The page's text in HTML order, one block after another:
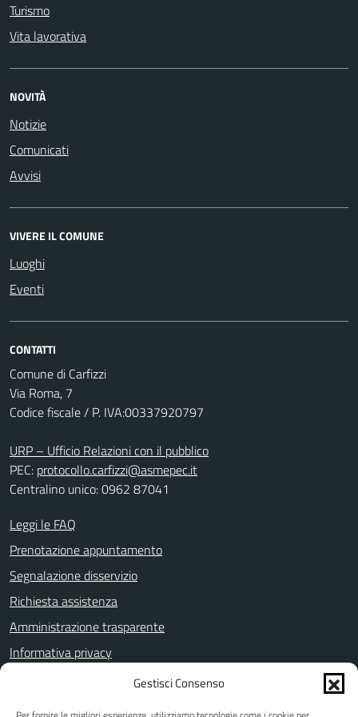
Gestisci Consenso
Turismo
Vita lavorativa
NOVITÀ
Notizie
Comunicati
Avvisi
VIVERE IL COMUNE
Luoghi
Eventi
CONTATTI
Comune di Carfizzi
Via Roma, 7
Codice fiscale / P. IVA:00337920797
URP – Ufficio Relazioni con il pubblico
PEC: protocollo.carfizzi@asmepec.it
Centralino unico: 0962 87041
Leggi le FAQ
Prenotazione appuntamento
Segnalazione disservizio
Richiesta assistenza
Amministrazione trasparente
Informativa privacy